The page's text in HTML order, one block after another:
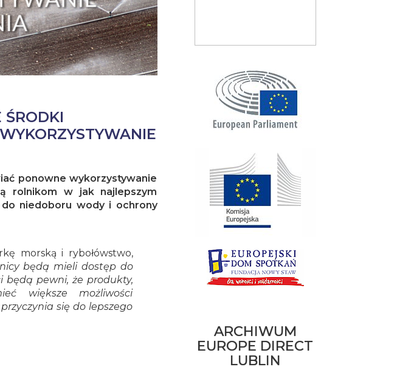
ponowne wykorzystywanie
rolnikom w jak najlepszym
niedoboru wody i ochrony
morską i rybołówstwo,
będą mieli dostęp do
pewni, że produkty,
większe możliwości
się do lepszego
ARCHIWUM
EUROPE DIRECT
LUBLIN